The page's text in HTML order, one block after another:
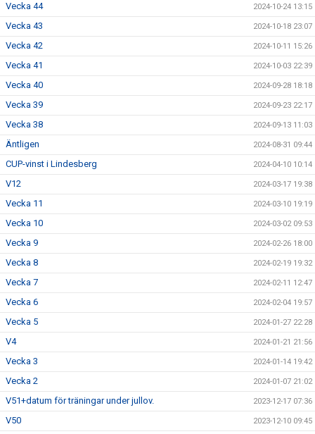
Vecka 44 2024-10-24 13:15
Vecka 43 2024-10-18 23:07
Vecka 42 2024-10-11 15:26
Vecka 41 2024-10-03 22:39
Vecka 40 2024-09-28 18:18
Vecka 39 2024-09-23 22:17
Vecka 38 2024-09-13 11:03
Äntligen 2024-08-31 09:44
CUP-vinst i Lindesberg 2024-04-10 10:14
V12 2024-03-17 19:38
Vecka 11 2024-03-10 19:19
Vecka 10 2024-03-02 09:53
Vecka 9 2024-02-26 18:00
Vecka 8 2024-02-19 19:32
Vecka 7 2024-02-11 12:47
Vecka 6 2024-02-04 19:57
Vecka 5 2024-01-27 22:28
V4 2024-01-21 21:56
Vecka 3 2024-01-14 19:42
Vecka 2 2024-01-07 21:02
V51+datum för träningar under jullov. 2023-12-17 07:36
V50 2023-12-10 09:45